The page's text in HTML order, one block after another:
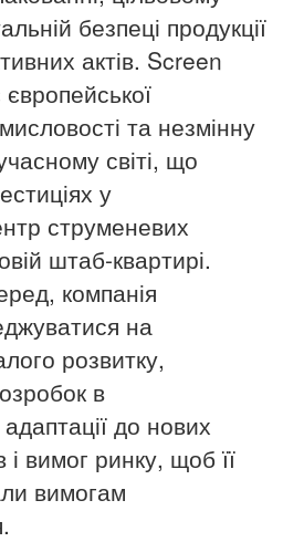
безпеці продукції
актів. Screen
та незмінну
світі, що
у
струменевих
штаб-квартирі.
компанія
на
розвитку,
в
до нових
і вимог ринку, щоб її
вимогам